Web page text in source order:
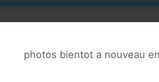
photos bientot a nouveau